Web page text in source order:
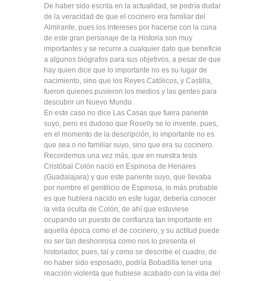
De haber sido escrita en la actualidad, se podría dudar
de la veracidad de que el cocinero era familiar del
Almirante, pues los intereses por hacerse con la cuna
de este gran personaje de la Historia son muy
importantes y se recurre a cualquier dato que beneficie
a algunos biógrafos para sus objetivos, a pesar de que
hay quien dice que lo importante no es su lugar de
nacimiento, sino que los Reyes Católicos, y Castilla,
fueron quienes pusieron los medios y las gentes para
descubrir un Nuevo Mundo.
En este caso no dice Las Casas que fuera pariente
suyo, pero es dudoso que Roselly se lo invente, pues,
en el momento de la descripción, lo importante no es
que sea o no familiar suyo, sino que era su cocinero.
Recordemos una vez más, que en nuestra tesis
Cristóbal Colón nació en Espinosa de Henares
(Guadalajara) y que este pariente suyo, que llevaba
por nombre el gentilicio de Espinosa, lo más probable
es que hubiera nacido en este lugar, debería conocer
la vida oculta de Colón, de ahí que estuviese
ocupando un puesto de confianza tan importante en
aquella época como el de cocinero, y su actitud puede
no ser tan deshonrosa como nos lo presenta el
historiador, pues, tal y como se describe el cuadro, de
no haber sido esposado, podría Bobadilla tener una
reacción violenta que hubiese acabado con la vida del